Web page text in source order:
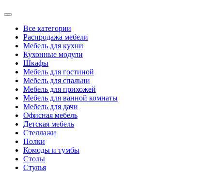
Все категории
Распродажа мебели
Мебель для кухни
Кухонные модули
Шкафы
Мебель для гостиной
Мебель для спальни
Мебель для прихожей
Мебель для ванной комнаты
Мебель для дачи
Офисная мебель
Детская мебель
Стеллажи
Полки
Комоды и тумбы
Столы
Стулья